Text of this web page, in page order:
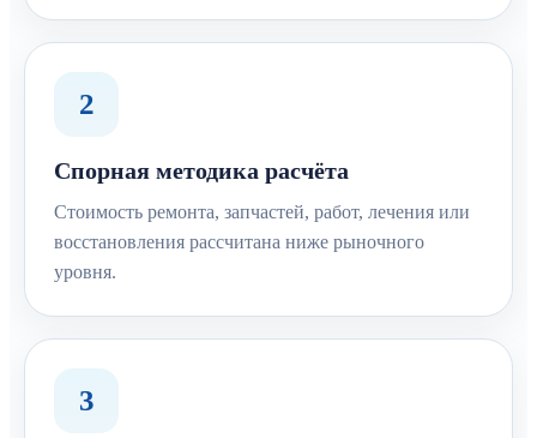
2
Спорная методика расчёта
Стоимость ремонта, запчастей, работ, лечения или
восстановления рассчитана ниже рыночного
уровня.
3